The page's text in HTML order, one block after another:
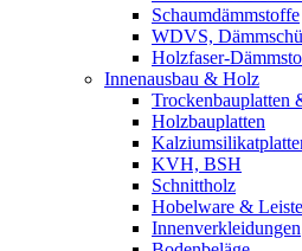
Schaumdämmstoffe
WDVS,
Holzfaser-
Innenausbau & Holz
Trockenbauplatten
Holzbauplatten
KVH, BSH
Schnittholz
Hobelware &
Innenverkleidungen